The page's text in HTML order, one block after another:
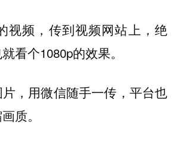
视频，传到视频网站上，绝
看个1080p的效果。
，用微信随手一传，平台也
质。